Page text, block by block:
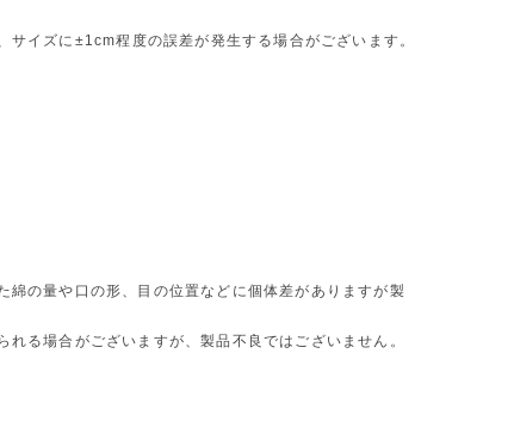
イズに±1cm程度の誤差が発生する場合がございます。
綿の量や口の形、目の位置などに個体差がありますが製
る場合がございますが、製品不良ではございません。